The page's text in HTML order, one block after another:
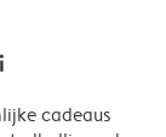
cadeaus